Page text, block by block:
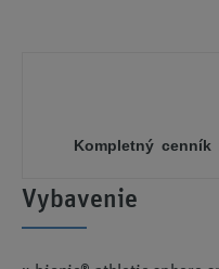
Kompletný
Vybavenie